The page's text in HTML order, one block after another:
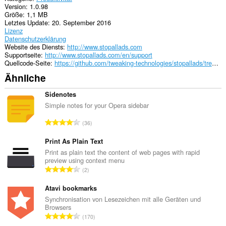
can
store
an
unlimited
amount
of
client-
side
data.
Version 1.0.98
Größe 1,1 MB
Letztes Update 20. September 2016
Lizenz
Datenschutzerklärung
Website des Diensts http://www.stopallads.com
Supportseite http://www.stopallads.com/en/support
Quellcode-Seite
https://github.com/tweaking-technologies/stopallads/tree/master/stopalladsopera
Ähnliche
Sidenotes
Simple notes for your Opera sidebar
G
s
a
m
t
B
e
w
e
36
Print As Plain Text
Print as plain text the content of web pages with rapid
preview using context menu
G
s
a
t
2
Atavi bookmarks
Synchronisation von Lesezeichen mit alle Geräten und
Browsers
G170